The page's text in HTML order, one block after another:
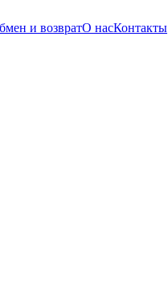
и возвратО насКонтакты